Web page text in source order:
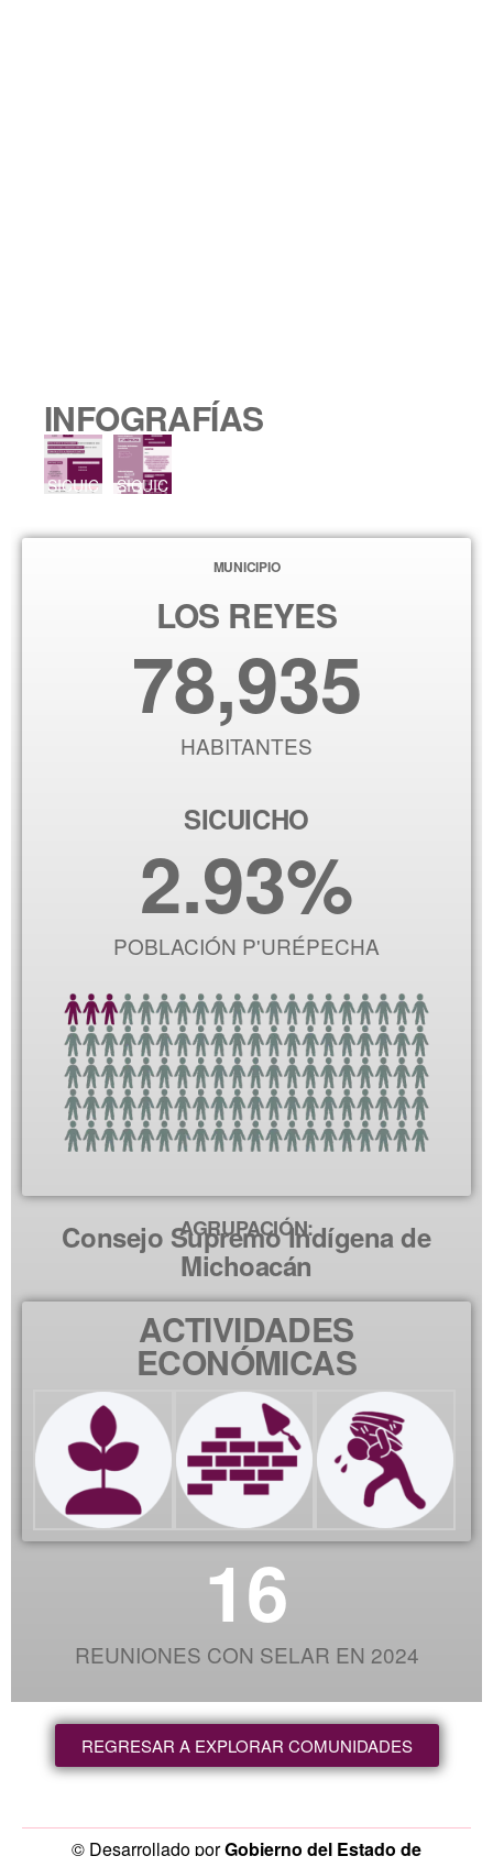
INFOGRAFÍAS
SICUIC
2023
SICUIC
2024
MUNICIPIO
LOS REYES
78,935
HABITANTES
SICUICHO
2.93%
POBLACIÓN P'URÉPECHA
AGRUPACIÓN:
Consejo Supremo Indígena de
Michoacán
ACTIVIDADES
ECONÓMICAS
16
REUNIONES CON SELAR EN 2024
REGRESAR A EXPLORAR COMUNIDADES
© Desarrollado porGobierno del Estado de